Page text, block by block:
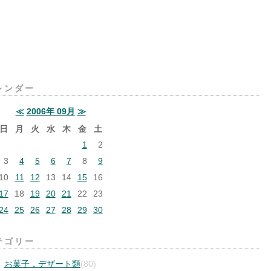
ンダー
≪ 2006年 09月 ≫
日
月 火 水 木 金
土
1
2
3
4 5 6 7 8
9
10
11 12 13 14 15
16
17
18 19 20 21 22
23
25 26 27 28 29 30
ゴリー
お菓子，デザート類(80)